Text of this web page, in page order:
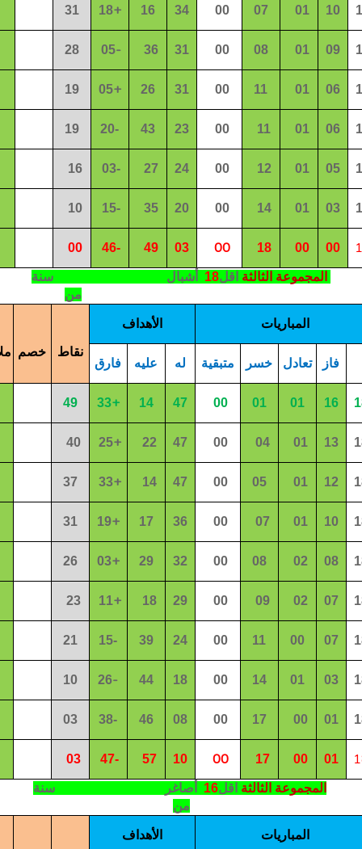
31 18+ 16 34 00 07 01 10
28 05- 36 31 00 08 01 09
19 05+ 26 31 00 11 01 06
19 20- 43 23 00 11 01 06
16 03- 27 24 00 12 01 05
10 15- 35 20 00 14 01 03
00 46- 49 03 00 18 00 00
سنة أشبال 18 المجموعة الثالثة اقل
من
خصم نقاط
الأهداف المباريات
فارق عليه له متبقية خسر تعادل فاز
49 33+ 14 47 00 01 01 16
40 25+ 22 47 00 04 01 13
37 33+ 14 47 00 05 01 12
31 19+ 17 36 00 07 01 10
26 03+ 29 32 00 08 02 08
23 11+ 18 29 00 09 02 07
21 15- 39 24 00 11 00 07
10 26- 44 18 00 14 01 03
03 38- 46 08 00 17 00 01
03 47- 57 10 00 17 00 01
سنةأصاغر 16 المجموعة الثالثة اقل
من
الأهداف المباريات